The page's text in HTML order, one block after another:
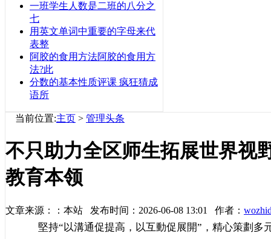
一班学生人数是二班的八分之
七
用英文单词中重要的字母来代
表整
阿胶的食用方法阿胶的食用方
法?此
分数的基本性质评课 疯狂猜成
语所
当前位置:主页 > 管理头条
不只助力全区师生拓展世界视
教育本领
文章来源：：本站 发布时间：2026-06-08 13:01 作者：
堅持“以溝通促提高，以互動促展開”，精心策劃多